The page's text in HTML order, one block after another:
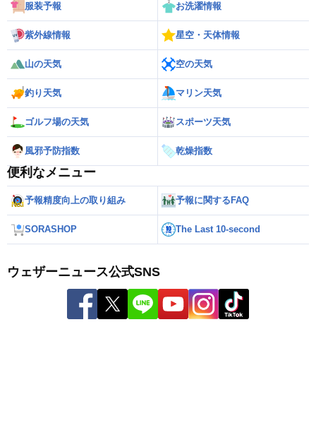
服装予報 お洗濯情報
紫外線情報 星空・天体情報
山の天気 空の天気
釣り天気 マリン天気
ゴルフ場の天気 スポーツ天気
風邪予防指数 乾燥指数
便利なメニュー
予報精度向上の取り組み 予報に関するFAQ
SORASHOP The Last 10-second
ウェザーニュース公式SNS